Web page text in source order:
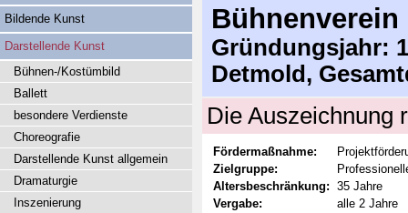
Bühnenverein
Gründungsjahr:
Detmold,
Die Auszeichnung
Fördermaßnahme:
Zielgruppe:
Altersbeschränkung: 35 Jahre
Vergabe:
alle 2 Jahre
Bildende Kunst
Darstellende Kunst
Bühnen-/Kostümbild
Ballett
besondere Verdienste
Choreografie
Darstellende Kunst allgemein
Dramaturgie
Inszenierung